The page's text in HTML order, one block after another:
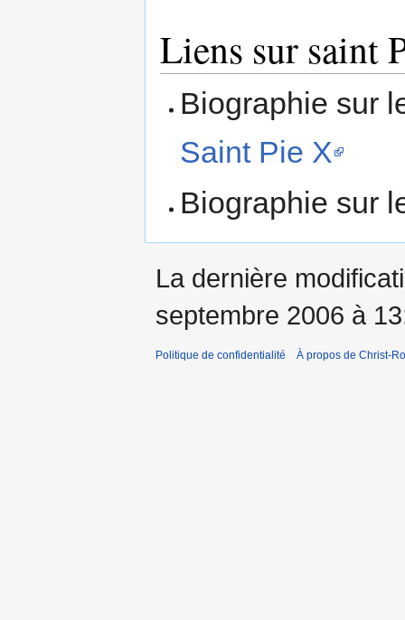
Liens sur saint
Biographie sur
Saint Pie X
Biographie sur
La dernière
septembre 2006 à
Politique de confidentialité À propos de Christ-